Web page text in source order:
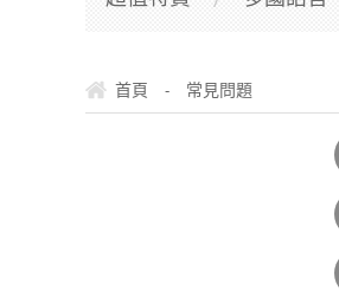
首頁 - 常見問題